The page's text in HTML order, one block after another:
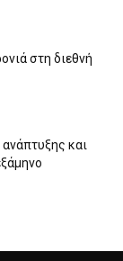
στη διεθνή
και